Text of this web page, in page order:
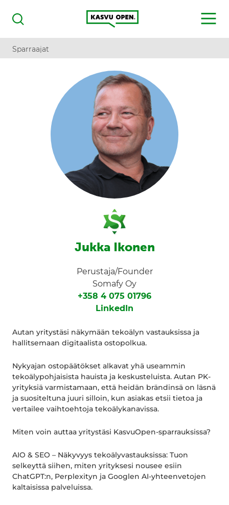
Haku
Kasvu Open
MENU
Sparraajat
Jukka Ikonen
Perustaja/Founder
Somafy Oy
+358 4 075 01796
LinkedIn
Autan yritystäsi näkymään tekoälyn vastauksissa ja
hallitsemaan digitaalista ostopolkua.
Nykyajan ostopäätökset alkavat yhä useammin
tekoälypohjaisista hauista ja keskusteluista. Autan PK-
yrityksiä varmistamaan, että heidän brändinsä on läsnä
ja suositeltuna juuri silloin, kun asiakas etsii tietoa ja
vertailee vaihtoehtoja tekoälykanavissa.
Miten voin auttaa yritystäsi KasvuOpen-sparrauksissa?
AIO & SEO – Näkyvyys tekoälyvastauksissa: Tuon
selkeyttä siihen, miten yrityksesi nousee esiin
ChatGPT:n, Perplexityn ja Googlen AI-yhteenvetojen
kaltaisissa palveluissa.